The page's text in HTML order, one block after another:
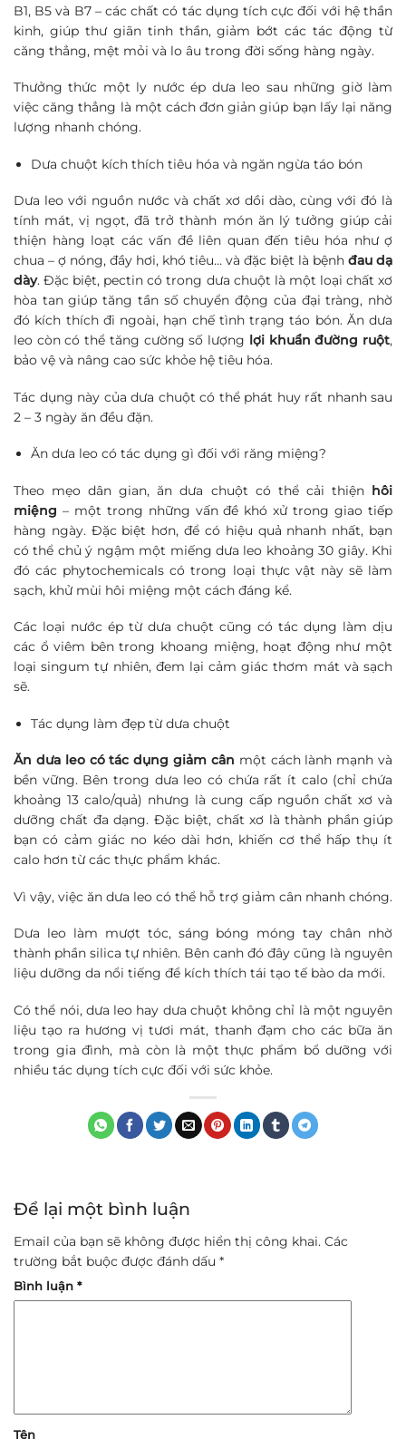
B1, B5 và B7 – các chất có tác dụng tích cực đối với hệ thần
kinh, giúp thư giãn tinh thần, giảm bớt các tác động từ
căng thẳng, mệt mỏi và lo âu trong đời sống hàng ngày.
Thưởng thức một ly nước ép dưa leo sau những giờ làm
việc căng thẳng là một cách đơn giản giúp bạn lấy lại năng
lượng nhanh chóng.
Dưa chuột kích thích tiêu hóa và ngăn ngừa táo bón
Dưa leo với nguồn nước và chất xơ dồi dào, cùng với đó là
tính mát, vị ngọt, đã trở thành món ăn lý tưởng giúp cải
thiện hàng loạt các vấn đề liên quan đến tiêu hóa như ợ
chua – ợ nóng, đầy hơi, khó tiêu… và đặc biệt là bệnh đau dạ
dày. Đặc biệt, pectin có trong dưa chuột là một loại chất xơ
hòa tan giúp tăng tần số chuyển động của đại tràng, nhờ
đó kích thích đi ngoài, hạn chế tình trạng táo bón. Ăn dưa
leo còn có thể tăng cường số lượng lợi khuẩn đường ruột,
bảo vệ và nâng cao sức khỏe hệ tiêu hóa.
Tác dụng này của dưa chuột có thể phát huy rất nhanh sau
2 – 3 ngày ăn đều đặn.
Ăn dưa leo có tác dụng gì đối với răng miệng?
Theo mẹo dân gian, ăn dưa chuột có thể cải thiện hôi
miệng – một trong những vấn đề khó xử trong giao tiếp
hàng ngày. Đặc biệt hơn, để có hiệu quả nhanh nhất, bạn
có thể chủ ý ngậm một miếng dưa leo khoảng 30 giây. Khi
đó các phytochemicals có trong loại thực vật này sẽ làm
sạch, khử mùi hôi miệng một cách đáng kể.
Các loại nước ép từ dưa chuột cũng có tác dụng làm dịu
các ổ viêm bên trong khoang miệng, hoạt động như một
loại singum tự nhiên, đem lại cảm giác thơm mát và sạch
sẽ.
Tác dụng làm đẹp từ dưa chuột
Ăn dưa leo có tác dụng giảm cân một cách lành mạnh và
bền vững. Bên trong dưa leo có chứa rất ít calo (chỉ chứa
khoảng 13 calo/quả) nhưng là cung cấp nguồn chất xơ và
dưỡng chất đa dạng. Đặc biệt, chất xơ là thành phần giúp
bạn có cảm giác no kéo dài hơn, khiến cơ thể hấp thụ ít
calo hơn từ các thực phẩm khác.
Vì vậy, việc ăn dưa leo có thể hỗ trợ giảm cân nhanh chóng.
Dưa leo làm mượt tóc, sáng bóng móng tay chân nhờ
thành phần silica tự nhiên. Bên canh đó đây cũng là nguyên
liệu dưỡng da nổi tiếng để kích thích tái tạo tế bào da mới.
Có thể nói, dưa leo hay dưa chuột không chỉ là một nguyên
liệu tạo ra hương vị tươi mát, thanh đạm cho các bữa ăn
trong gia đình, mà còn là một thực phẩm bổ dưỡng với
nhiều tác dụng tích cực đối với sức khỏe.
Để lại một bình luận
Email của bạn sẽ không được hiển thị công khai. Các
trường bắt buộc được đánh dấu *
Bình luận *
Tên